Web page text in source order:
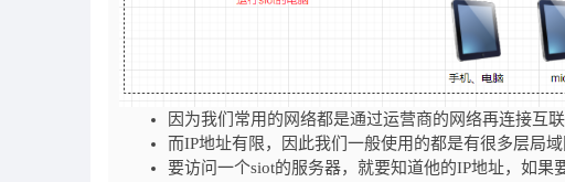
因为我们常用的网络都是通过运营商的网络再连接互联
而IP地址有限，因此我们一般使用的都是有很多层局域
要访问一个siot的服务器，就要知道他的IP地址，如